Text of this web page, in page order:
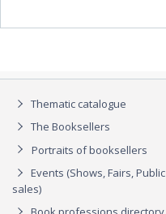
Thematic catalogue
The Booksellers
Portraits of booksellers
Events (Shows, Fairs, Public
sales)